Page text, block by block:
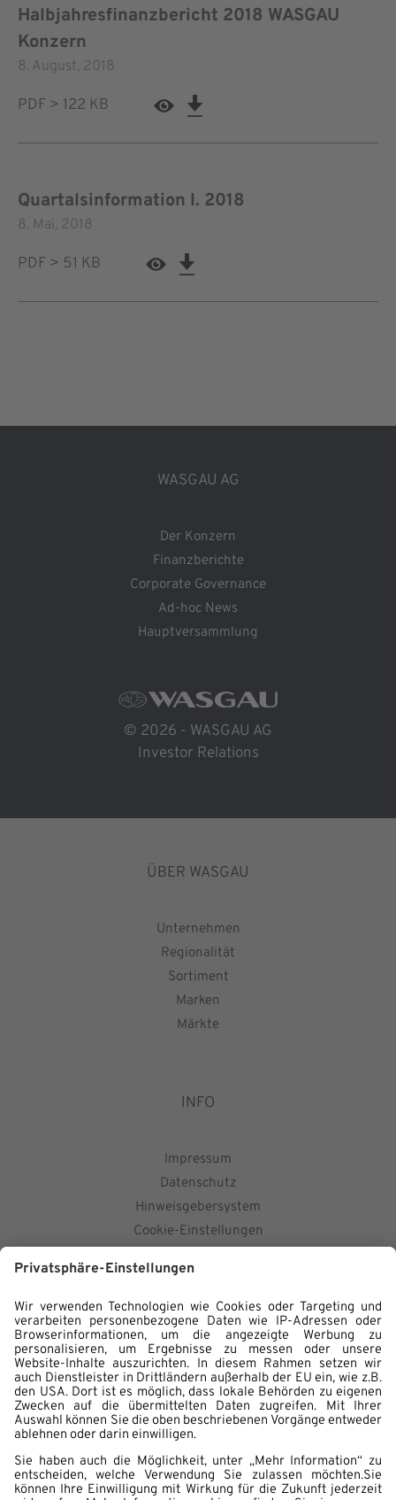
Halbjahresfinanzbericht 2018 WASGAU
Konzern
8. August, 2018
PDF > 122 KB
Quartalsinformation I. 2018
8. Mai, 2018
PDF > 51 KB
WASGAU AG
Der Konzern
Finanzberichte
Corporate Governance
Ad-hoc News
Hauptversammlung
© 2026 - WASGAU AG
Investor Relations
ÜBER WASGAU
Unternehmen
Regionalität
Sortiment
Marken
Märkte
INFO
Impressum
Datenschutz
Hinweisgebersystem
Cookie-Einstellungen
KONTAKT
Ihr Ansprechpartner für institutionelle
Anleger/Analysten:
investor.relations@wasgau-ag.de
für Stimmrechtsmitteilung i.S.d. §§ 33 ff WpHG
stimmrechtsmitteilung@wasgau-ag.de